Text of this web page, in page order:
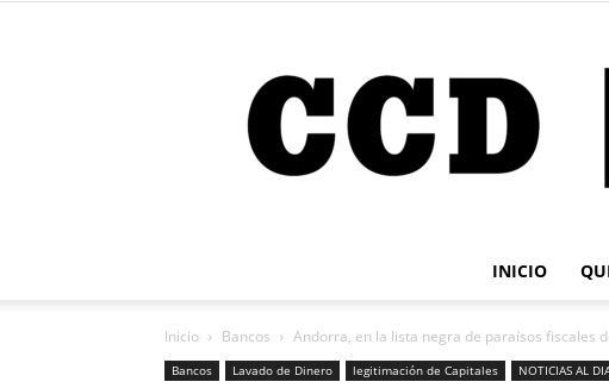
INICIO
Inicio Bancos Andorra, en la lista negra de paraísos fiscales
Bancos Lavado de Dinero legitimación de Capitales NOTICIAS AL